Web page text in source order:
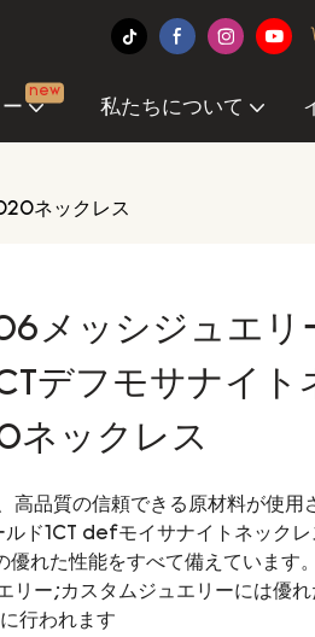
new
私たちについて
ネックレス
メッシジュエリ
デフモサナイト
ネックレス
品質の信頼できる原材料が使用
ド1CT defモイサナイトネックレ
れた性能をすべて備えています
リー;カスタムジュエリーには優れ
行われます